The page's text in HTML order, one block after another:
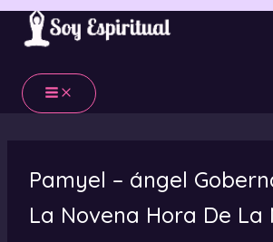
Ir
contenido
Pamyel – ángel
La Novena Hora De La